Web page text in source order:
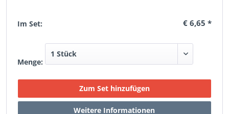
Im Set: € 6,65 *
Menge: